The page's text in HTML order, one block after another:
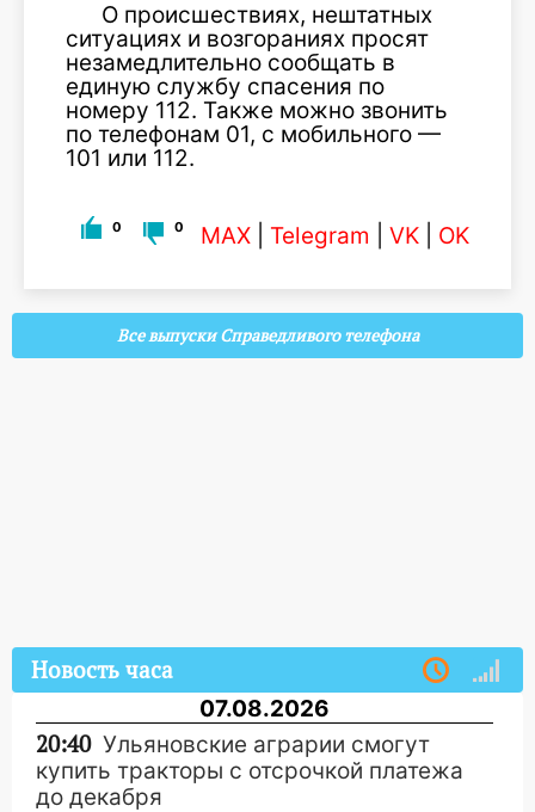
О происшествиях, нештатных
ситуациях и возгораниях просят
незамедлительно сообщать в
единую службу спасения по
номеру 112. Также можно звонить
по телефонам 01, с мобильного —
101 или 112.
0 0 MAX Telegram VK OK
Все выпуски Справедливого телефона
Новость часа
07.08.2026
20:40 Ульяновские аграрии смогут
купить тракторы с отсрочкой платежа
до декабря